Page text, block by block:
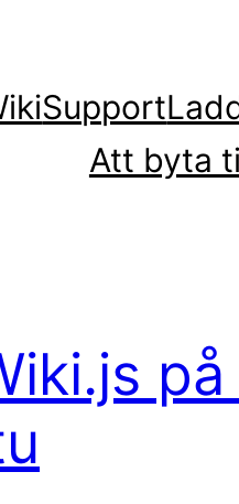
Support
Att byta